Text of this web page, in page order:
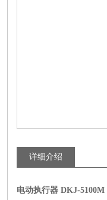
详细介绍
电动执行器 DKJ-5100M